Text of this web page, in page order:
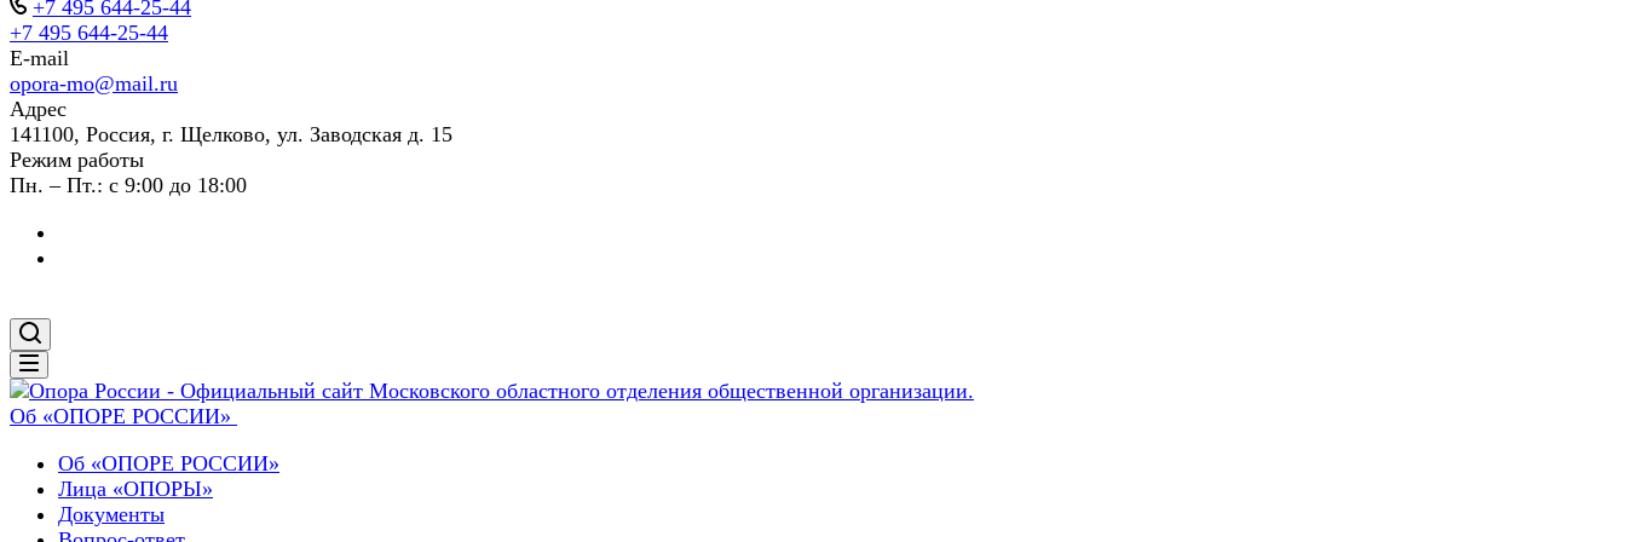
+7 495 644-25-44
+7 495 644-25-44
E-mail
opora-mo@mail.ru
Адрес
141100, Россия, г. Щелково, ул. Заводская д. 15
Режим работы
Пн. – Пт.: с 9:00 до 18:00
Об «ОПОРЕ РОССИИ»
Об «ОПОРЕ РОССИИ»
Лица «ОПОРЫ»
Документы